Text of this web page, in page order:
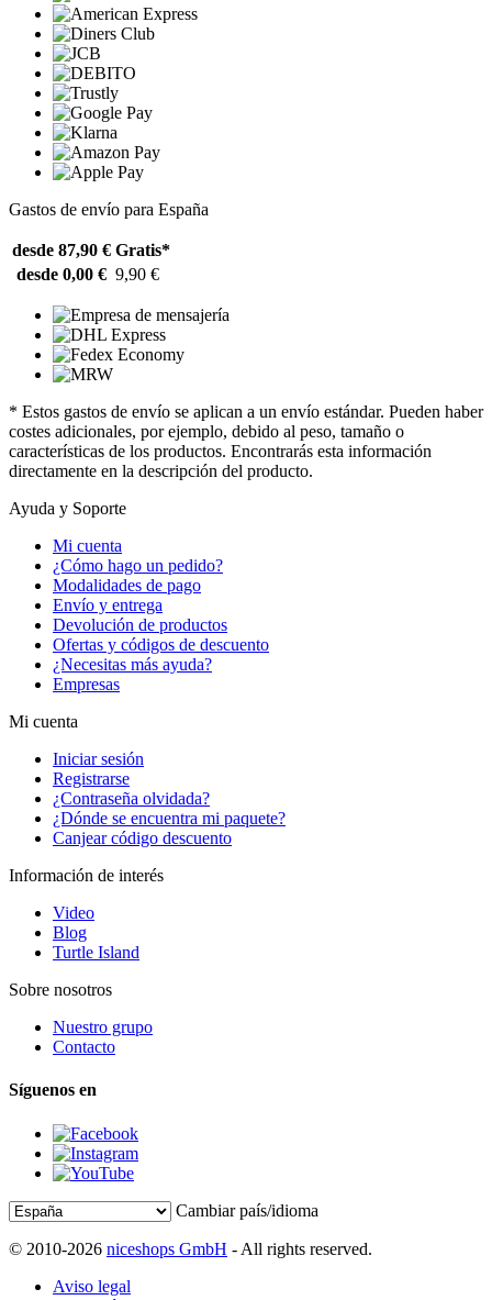
Gastos de envío para España
desde 87,90 € Gratis*
desde 0,00 € 9,90 €
* Estos gastos de envío se aplican a un envío estándar. Pueden haber
costes adicionales, por ejemplo, debido al peso, tamaño o
características de los productos. Encontrarás esta información
directamente en la descripción del producto.
Ayuda y Soporte
Mi cuenta
¿Cómo hago un pedido?
Modalidades de pago
Envío y entrega
Devolución de productos
Ofertas y códigos de descuento
¿Necesitas más ayuda?
Empresas
Mi cuenta
Iniciar sesión
Registrarse
¿Contraseña olvidada?
¿Dónde se encuentra mi paquete?
Canjear código descuento
Información de interés
Video
Blog
Turtle Island
Sobre nosotros
Nuestro grupo
Contacto
Síguenos en
Cambiar país/idioma
© 2010-2026 niceshops GmbH - All rights reserved.
Aviso legal